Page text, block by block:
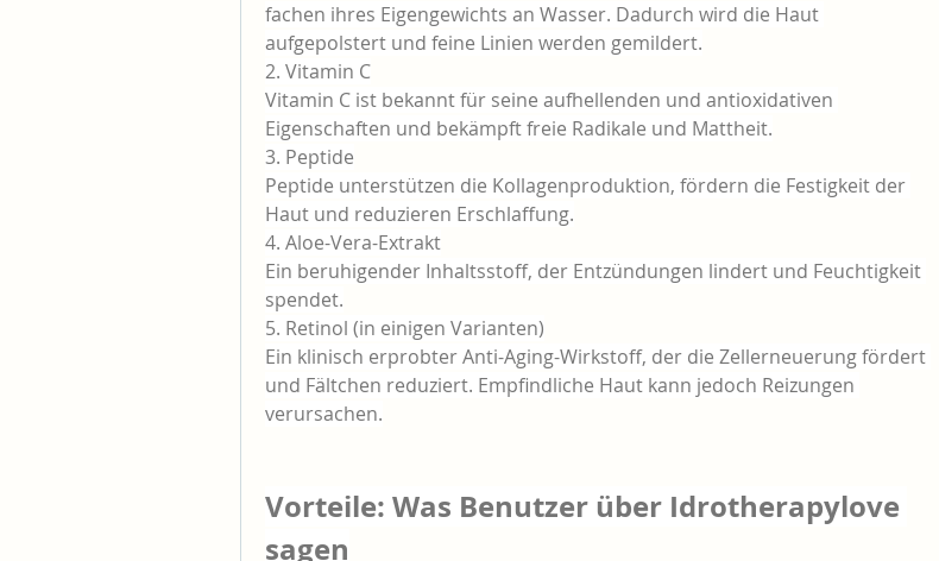
fachen ihres Eigengewichts an Wasser. Dadurch wird die Haut
aufgepolstert und feine Linien werden gemildert.
2. Vitamin C
Vitamin C ist bekannt für seine aufhellenden und antioxidativen
Eigenschaften und bekämpft freie Radikale und Mattheit.
3. Peptide
Peptide unterstützen die Kollagenproduktion, fördern die Festigkeit der
Haut und reduzieren Erschlaffung.
4. Aloe-Vera-Extrakt
Ein beruhigender Inhaltsstoff, der Entzündungen lindert und Feuchtigkeit
spendet.
5. Retinol (in einigen Varianten)
Ein klinisch erprobter Anti-Aging-Wirkstoff, der die Zellerneuerung fördert
und Fältchen reduziert. Empfindliche Haut kann jedoch Reizungen
verursachen.
Vorteile: Was Benutzer über Idrotherapylove
sagen